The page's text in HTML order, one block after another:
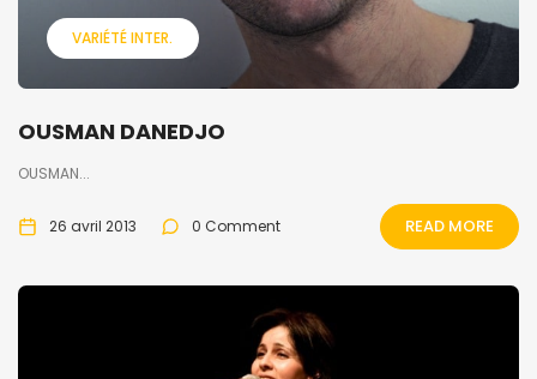
VARIÉTÉ INTER.
OUSMAN DANEDJO
OUSMAN...
26 avril 2013 0 Comment READ MORE